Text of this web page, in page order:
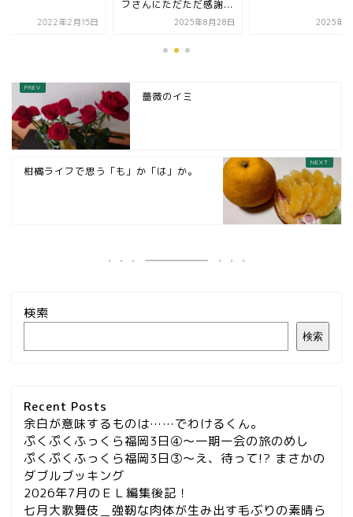
2022年2月15日
フさんにただただ感謝...
2025年8月28日 2025年4
薔薇のイミ
柑橘ライフで思う「も」か「は」か。
検索
検索
Recent Posts
余白が意味するものは……でわけるくん。
ぷくぷくふっくら福岡3日④～一期一会の旅のめし
ぷくぷくふっくら福岡3日③～え、待って!? まさかの
ダブルブッキング
2026年7月のＥＬ編集後記！
七月大歌舞伎＿強靭な肉体が生み出す毛ぶりの素晴ら